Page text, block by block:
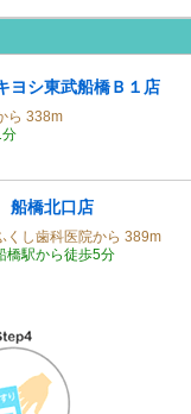
ヨシ東武船橋Ｂ１店
ら 338m
船橋北口店
くし歯科医院から 389m
橋駅から徒歩5分